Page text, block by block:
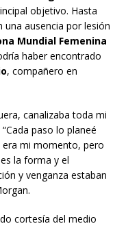
objetivo. Hasta
ausencia por lesión
Mundial Femenina
haber encontrado
, compañero en
canalizaba toda mi
paso lo planeé
era mi momento, pero
la forma y el
y venganza estaban
cortesía del medio